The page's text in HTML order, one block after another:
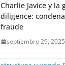
Charlie Javice y la
diligence:
fraude
septiembre 29, 2025